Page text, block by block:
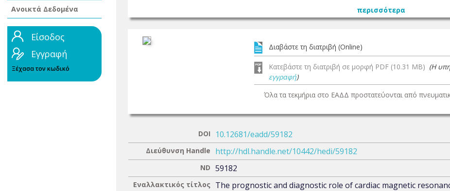
Ανοικτά Δεδομένα
Είσοδος
Εγγραφή
Ξέχασα τον κωδικό
περισσότερα
Διαβάστε τη διατριβή (Online)
Κατεβάστε τη διατριβή σε μορφή PDF (10.31 MB) (Η
εγγραφή)
Όλα τα τεκμήρια στο ΕΑΔΔ προστατεύονται από
DOI 10.12681/eadd/59182
Διεύθυνση Handle http://hdl.handle.net/10442/hedi/59182
ND 59182
Εναλλακτικός τίτλος The prognostic and diagnostic role of cardiac magnetic